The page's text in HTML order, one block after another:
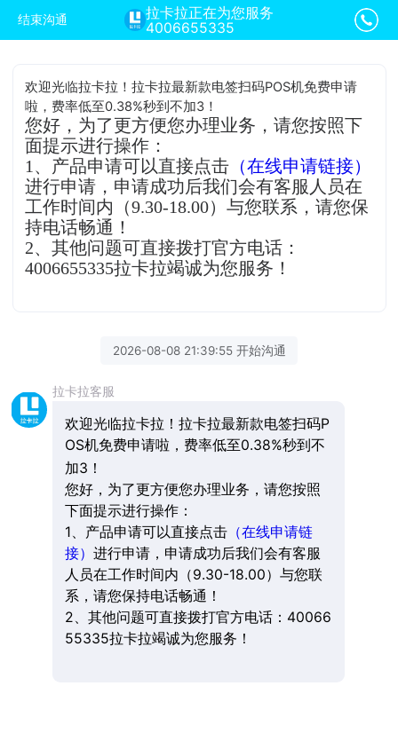
结束沟通
拉卡拉正在为您服务
4006655335
欢迎光临拉卡拉！拉卡拉最新款电签扫码POS机免费申请
啦，费率低至0.38%秒到不加3！
您好，为了更方便您办理业务，请您按照下
面提示进行操作：
1、产品申请可以直接点击 （在线申请链接）
进行申请，申请成功后我们会有客服人员在
工作时间内（9.30-18.00）与您联系，请您保
持电话畅通！
2、其他问题可直接拨打官方电话：
4006655335拉卡拉竭诚为您服务！
2026-08-08 21:39:55 开始沟通
拉卡拉客服
欢迎光临拉卡拉！拉卡拉最新款电签扫码P
OS机免费申请啦，费率低至0.38%秒到不
加3！
您好，为了更方便您办理业务，请您按照
下面提示进行操作：
1、产品申请可以直接点击（在线申请链
接） 进行申请，申请成功后我们会有客服
人员在工作时间内（9.30-18.00）与您联
系，请您保持电话畅通！
2、其他问题可直接拨打官方电话：40066
55335拉卡拉竭诚为您服务！